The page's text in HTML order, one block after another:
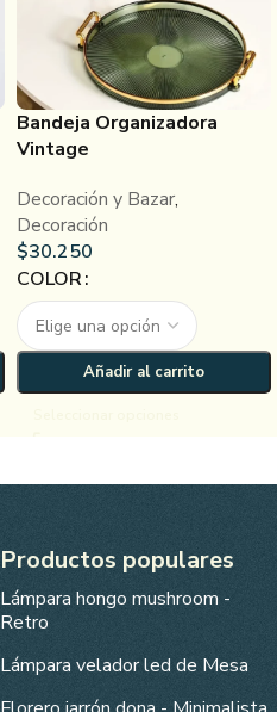
Bandeja Organizadora
Vintage
Decoración y Bazar,
Decoración
$30.250
COLOR
Añadir al carrito
Productos populares
Lámpara hongo mushroom -
Retro
Lámpara velador led de Mesa